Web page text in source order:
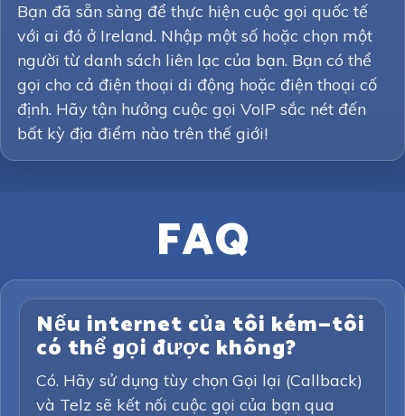
Bạn đã sẵn sàng để thực hiện cuộc gọi quốc tế
với ai đó ở Ireland. Nhập một số hoặc chọn một
người từ danh sách liên lạc của bạn. Bạn có thể
gọi cho cả điện thoại di động hoặc điện thoại cố
định. Hãy tận hưởng cuộc gọi VoIP sắc nét đến
bất kỳ địa điểm nào trên thế giới!
FAQ
Nếu internet của tôi kém—tôi
có thể gọi được không?
Có. Hãy sử dụng tùy chọn Gọi lại (Callback)
và Telz sẽ kết nối cuộc gọi của bạn qua